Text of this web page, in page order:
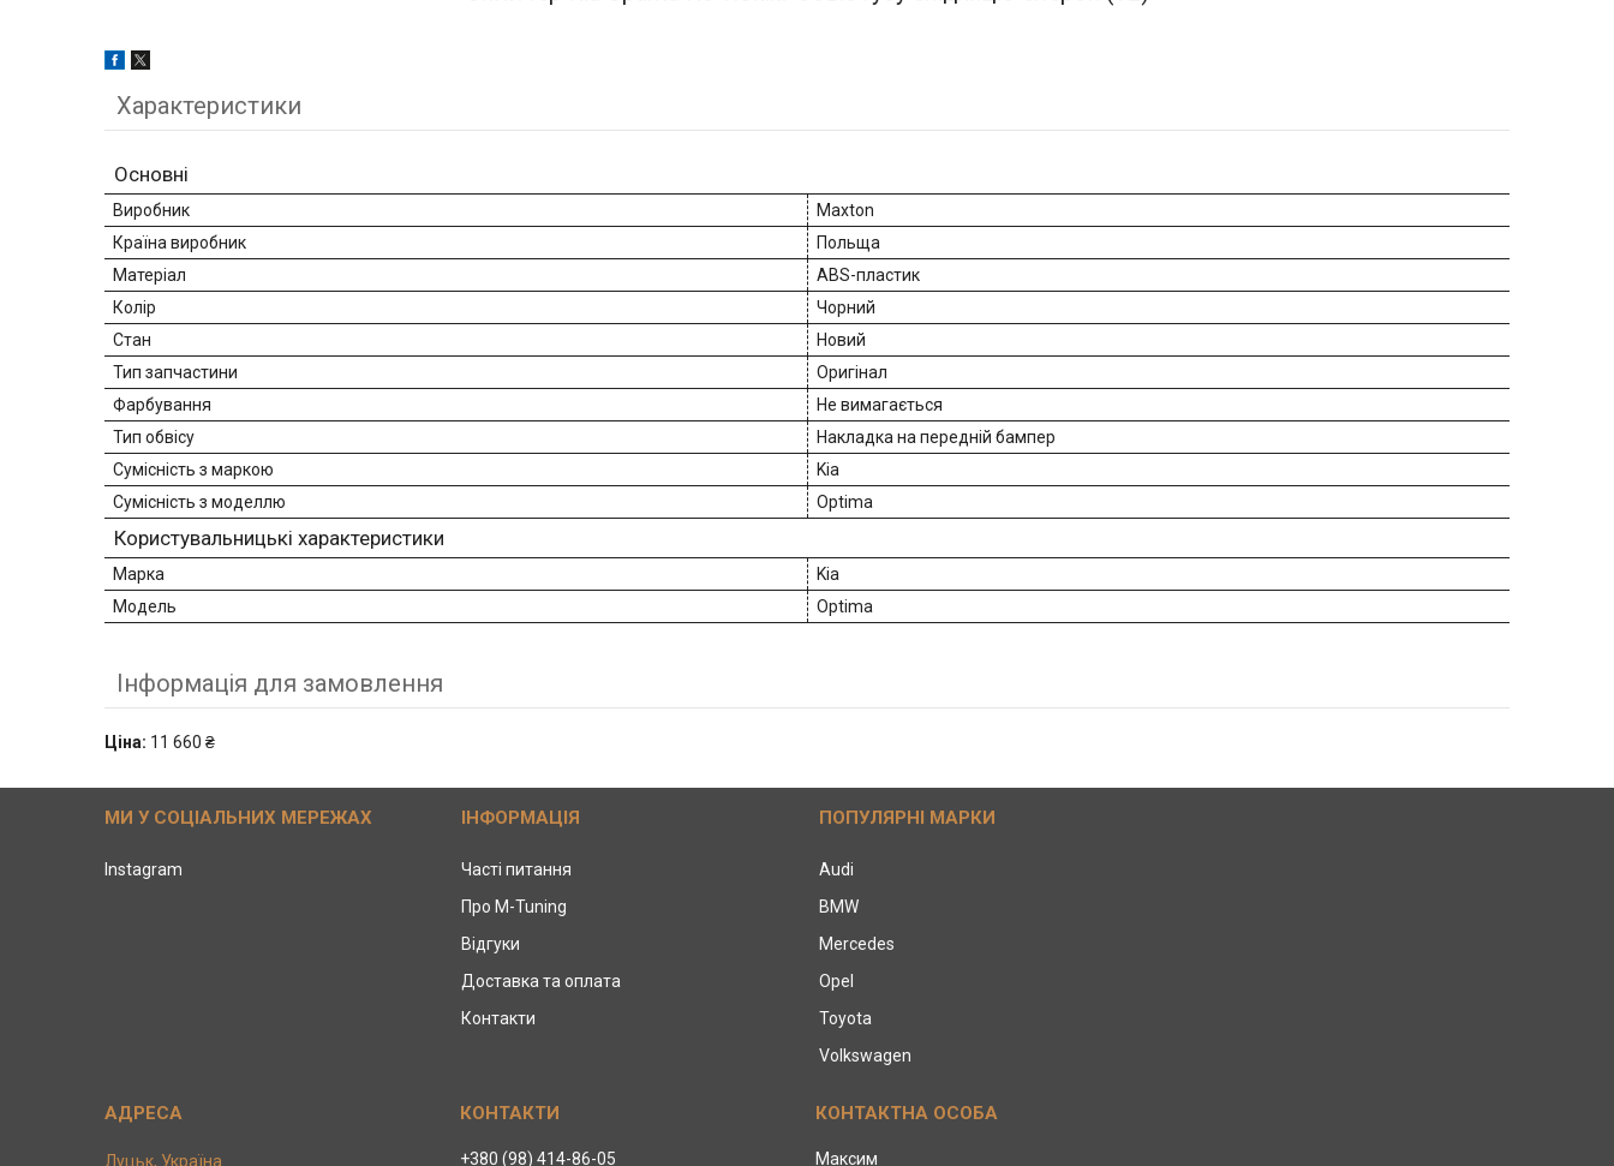
Характеристики
Основні
Виробник
Maxton
Країна виробник
Польща
Матеріал
ABS-пластик
Колір
Чорний
Стан
Новий
Тип запчастини
Оригінал
Фарбування
Не вимагається
Тип обвісу
Накладка на передній бампер
Сумісність з маркою
Kia
Сумісність з моделлю
Optima
Користувальницькі характеристики
Марка
Kia
Модель
Optima
Інформація для замовлення
Ціна: 11 660 ₴
МИ У СОЦІАЛЬНИХ МЕРЕЖАХ
Instagram
ІНФОРМАЦІЯ
Часті питання
Про M-Tuning
Відгуки
Доставка та оплата
Контакти
ПОПУЛЯРНІ МАРКИ
Audi
BMW
Mercedes
Opel
Toyota
Volkswagen
Луцьк, Україна +380 (98) 414-86-05 Максим